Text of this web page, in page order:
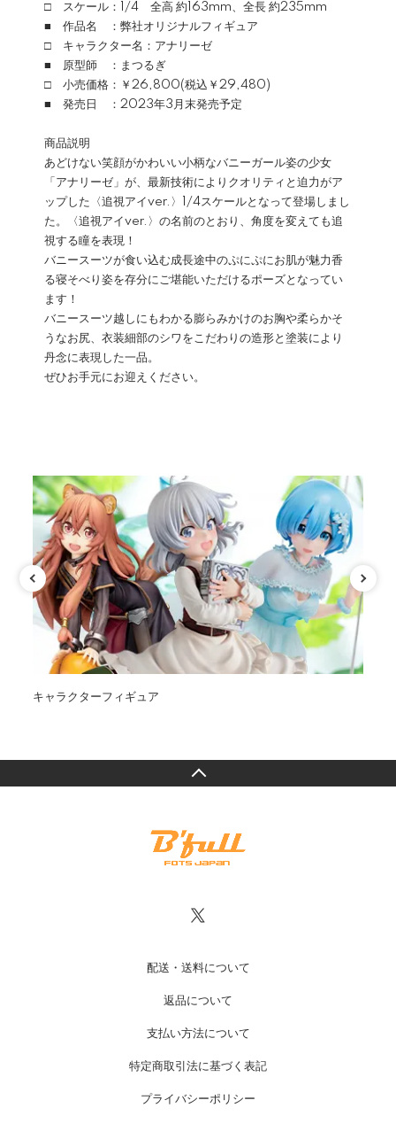
□ スケール：1/4 全高 約163mm、全長 約235mm
■ 作品名 ：弊社オリジナルフィギュア
□ キャラクター名：アナリーゼ
■ 原型師 ：まつるぎ
□ 小売価格：￥26,800(税込￥29,480)
■ 発売日 ：2023年3月末発売予定
商品説明
あどけない笑顔がかわいい小柄なバニーガール姿の少女
「アナリーゼ」が、最新技術によりクオリティと迫力がア
ップした〈追視アイver.〉1/4スケールとなって登場しまし
た。〈追視アイver.〉の名前のとおり、角度を変えても追
視する瞳を表現！
バニースーツが食い込む成長途中のぷにぷにお肌が魅力香
る寝そべり姿を存分にご堪能いただけるポーズとなってい
ます！
バニースーツ越しにもわかる膨らみかけのお胸や柔らかそ
うなお尻、衣装細部のシワをこだわりの造形と塗装により
丹念に表現した一品。
ぜひお手元にお迎えください。
カテゴリ
キャラクターフィギュア
配送・送料について
返品について
支払い方法について
特定商取引法に基づく表記
プライバシーポリシー